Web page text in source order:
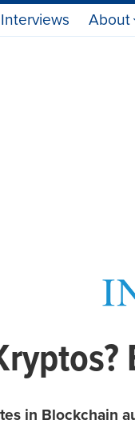
Interviews About
in Blockchain